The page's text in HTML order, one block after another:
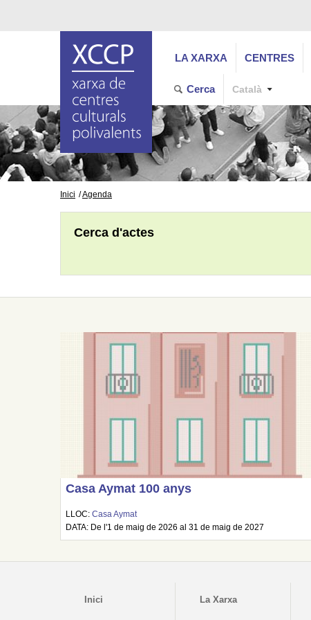
LA XARXA CENTRES
Cerca Català
Inici Agenda
Cerca d'actes
Casa Aymat 100 anys
LLOC:Casa Aymat
DATA: De l'1 de maig de 2026 al 31 de maig de 2027
Inici La Xarxa